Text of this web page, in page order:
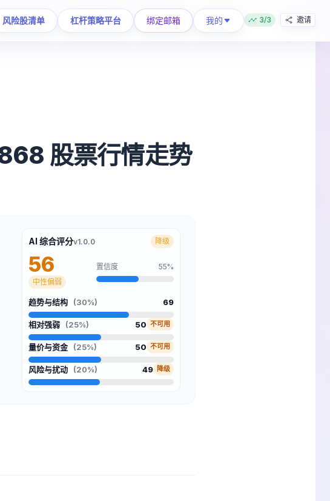
风险股清单 杠杆策略平台 绑定邮箱 我的 3/3 邀请
股票行情走势
AI 综合评分v1.0.0 降级
56
中性偏弱
置信度 55%
趋势与结构 (30%) 69
相对强弱 (25%) 50 不可用
量价与资金 (25%) 50 不可用
风险与扰动 (20%) 49 降级